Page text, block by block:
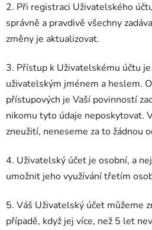
2. Při registraci Uživatelského
správně a pravdivě všechny
změny je aktualizovat.
3. Přístup k Uživatelskému účtu je
uživatelským jménem a heslem.
přístupových je Vaší povinností
nikomu tyto údaje neposkytovat.
zneužití, neneseme za to žádnou
4. Uživatelský účet je osobní, a
umožnit jeho využívání třetím
5. Váš Uživatelský účet můžeme
případě, když jej více, než 5 let